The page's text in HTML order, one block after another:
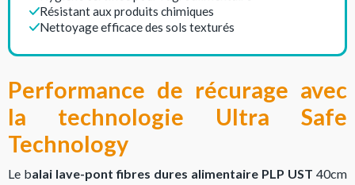
Résistant aux produits chimiques
Nettoyage efficace des sols texturés
Performance de récurage avec
la technologie Ultra Safe
Technology
Le balai lave-pont fibres dures alimentaire PLP UST 40cm